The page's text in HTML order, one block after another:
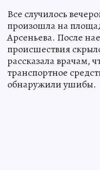
Все случилось
произошла на
Арсеньева. После
происшествия
рассказала врачам,
транспортное
обнаружили ушибы.